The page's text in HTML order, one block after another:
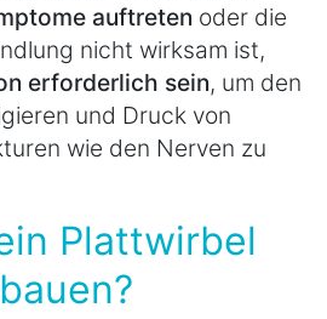
auftreten oder die
nicht wirksam ist,
erforderlich sein, um den
und Druck von
wie den Nerven zu
Plattwirbel